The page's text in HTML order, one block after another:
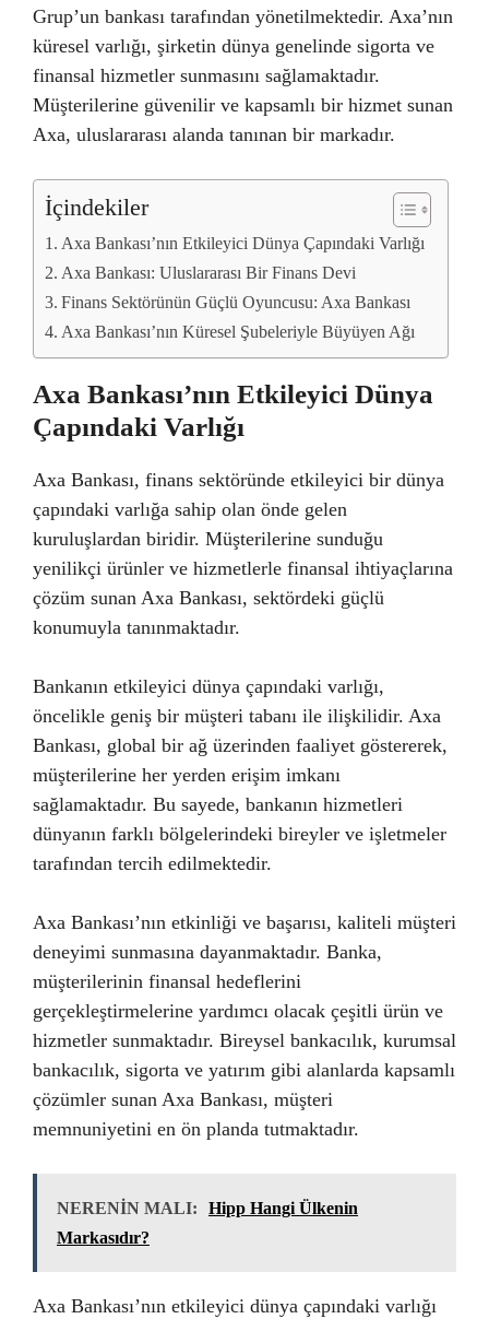
Grup’un bankası tarafından yönetilmektedir. Axa’nın
küresel varlığı, şirketin dünya genelinde sigorta ve
finansal hizmetler sunmasını sağlamaktadır.
Müşterilerine güvenilir ve kapsamlı bir hizmet sunan
Axa, uluslararası alanda tanınan bir markadır.
İçindekiler
Axa Bankası’nın Etkileyici Dünya Çapındaki Varlığı
Axa Bankası: Uluslararası Bir Finans Devi
Finans Sektörünün Güçlü Oyuncusu: Axa Bankası
Axa Bankası’nın Küresel Şubeleriyle Büyüyen Ağı
Axa Bankası’nın Etkileyici Dünya
Çapındaki Varlığı
Axa Bankası, finans sektöründe etkileyici bir dünya
çapındaki varlığa sahip olan önde gelen
kuruluşlardan biridir. Müşterilerine sunduğu
yenilikçi ürünler ve hizmetlerle finansal ihtiyaçlarına
çözüm sunan Axa Bankası, sektördeki güçlü
konumuyla tanınmaktadır.
Bankanın etkileyici dünya çapındaki varlığı,
öncelikle geniş bir müşteri tabanı ile ilişkilidir. Axa
Bankası, global bir ağ üzerinden faaliyet göstererek,
müşterilerine her yerden erişim imkanı
sağlamaktadır. Bu sayede, bankanın hizmetleri
dünyanın farklı bölgelerindeki bireyler ve işletmeler
tarafından tercih edilmektedir.
Axa Bankası’nın etkinliği ve başarısı, kaliteli müşteri
deneyimi sunmasına dayanmaktadır. Banka,
müşterilerinin finansal hedeflerini
gerçekleştirmelerine yardımcı olacak çeşitli ürün ve
hizmetler sunmaktadır. Bireysel bankacılık, kurumsal
bankacılık, sigorta ve yatırım gibi alanlarda kapsamlı
çözümler sunan Axa Bankası, müşteri
memnuniyetini en ön planda tutmaktadır.
NERENİN MALI:
Hipp Hangi Ülkenin
Markasıdır?
Axa Bankası’nın etkileyici dünya çapındaki varlığı